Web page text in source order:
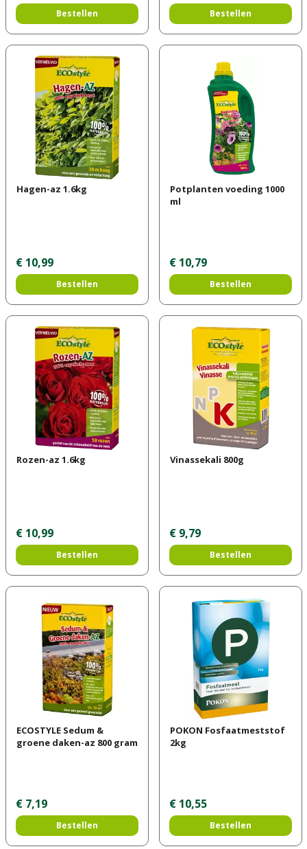
Bestellen Bestellen
Hagen-az 1.6kg
€ 10,99
Bestellen
Potplanten voeding 1000
ml
€ 10,79
Bestellen
Rozen-az 1.6kg
€ 10,99
Bestellen
Vinassekali 800g
€ 9,79
Bestellen
ECOSTYLE Sedum &
groene daken-az 800 gram
€ 7,19
Bestellen
POKON Fosfaatmeststof
2kg
€ 10,55
Bestellen